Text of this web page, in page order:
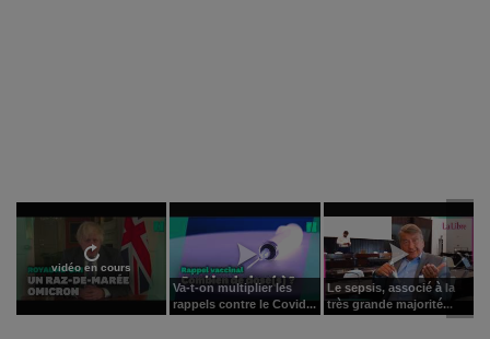
vidéo en cours
Va-t-on multiplier les
rappels contre le Covid...
Le sepsis, associé à la
très grande majorité...